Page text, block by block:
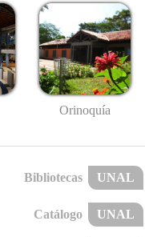
Orinoquía
Bibliotecas UNAL
Catálogo UNAL